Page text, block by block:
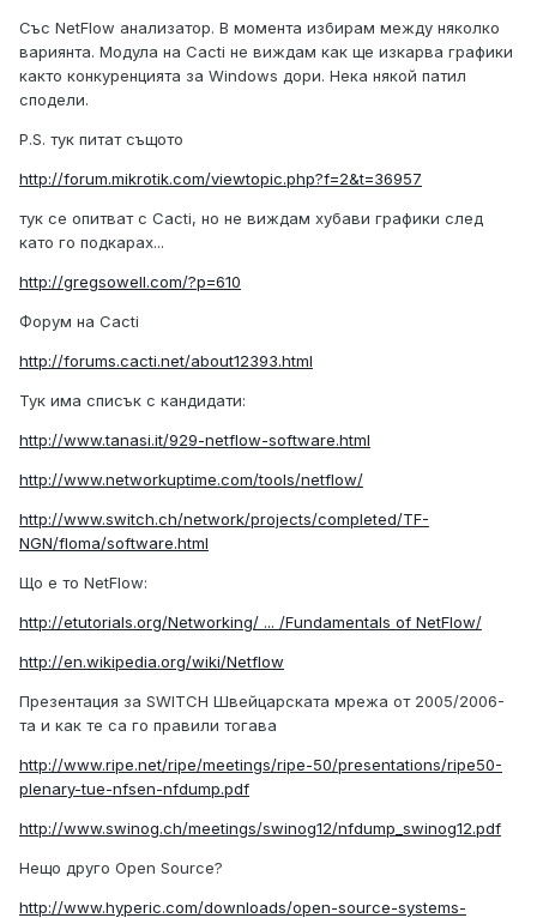
Със NetFlow анализатор. В момента избирам между няколко
вариянта. Модула на Cacti не виждам как ще изкарва графики
както конкуренцията за Windows дори. Нека някой патил
сподели.
P.S. тук питат същото
http://forum.mikrotik.com/viewtopic.php?f=2&t=36957
тук се опитват с Cacti, но не виждам хубави графики след
като го подкарах...
http://gregsowell.com/?p=610
Форум на Cacti
http://forums.cacti.net/about12393.html
Тук има списък с кандидати:
http://www.tanasi.it/929-netflow-software.html
http://www.networkuptime.com/tools/netflow/
http://www.switch.ch/network/projects/completed/TF-
NGN/floma/software.html
Що е то NetFlow:
http://etutorials.org/Networking/ ... /Fundamentals of NetFlow/
http://en.wikipedia.org/wiki/Netflow
Презентация за SWITCH Швейцарската мрежа от 2005/2006-
та и как те са го правили тогава
http://www.ripe.net/ripe/meetings/ripe-50/presentations/ripe50-
plenary-tue-nfsen-nfdump.pdf
http://www.swinog.ch/meetings/swinog12/nfdump_swinog12.pdf
Нещо друго Open Source?
http://www.hyperic.com/downloads/open-source-systems-